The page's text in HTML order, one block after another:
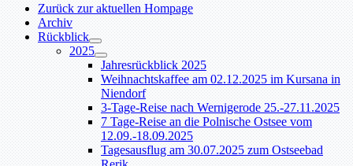
Zurück zur aktuellen Hompage
Archiv
Rückblick
2025
Jahresrückblick 2025
Weihnachtskaffee am 02.12.2025 im Kursana in
Niendorf
3-Tage-Reise nach Wernigerode 25.-27.11.2025
7 Tage-Reise an die Polnische Ostsee vom
12.09.-18.09.2025
Tagesausflug am 30.07.2025 zum Ostseebad